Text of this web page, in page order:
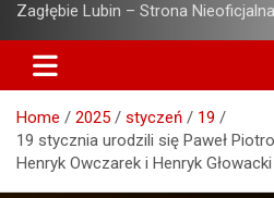
Zagłębie Lubin – Strona Nieoficjalna
Home 2025 styczeń
19
19 stycznia urodzili się Paweł
Henryk Owczarek i Henryk Głowacki